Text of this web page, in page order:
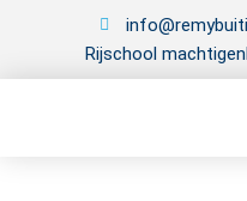
Rijschool machtigen